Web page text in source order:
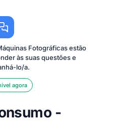
Fotográficas estão
às suas questões e
lo/a.
agora
-